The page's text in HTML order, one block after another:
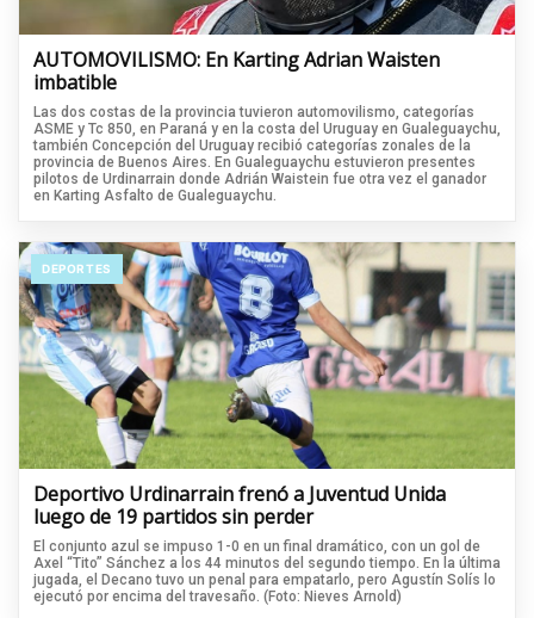
AUTOMOVILISMO: En Karting Adrian Waisten
imbatible
Las dos costas de la provincia tuvieron automovilismo, categorías
ASME y Tc 850, en Paraná y en la costa del Uruguay en Gualeguaychu,
también Concepción del Uruguay recibió categorías zonales de la
provincia de Buenos Aires. En Gualeguaychu estuvieron presentes
pilotos de Urdinarrain donde Adrián Waistein fue otra vez el ganador
en Karting Asfalto de Gualeguaychu.
DEPORTES
Deportivo Urdinarrain frenó a Juventud Unida
luego de 19 partidos sin perder
El conjunto azul se impuso 1-0 en un final dramático, con un gol de
Axel “Tito” Sánchez a los 44 minutos del segundo tiempo. En la última
jugada, el Decano tuvo un penal para empatarlo, pero Agustín Solís lo
ejecutó por encima del travesaño. (Foto: Nieves Arnold)